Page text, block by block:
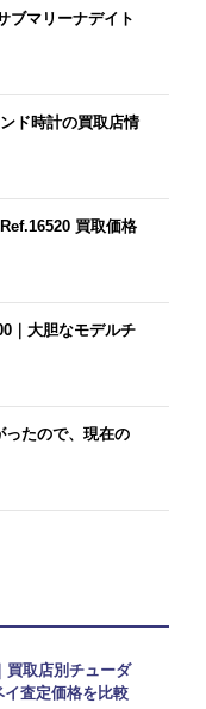
ブマリーナデイト
ド時計の買取店情
買取価格
｜大胆なモデルチ
ったので、現在の
買取店別チューダ
査定価格を比較